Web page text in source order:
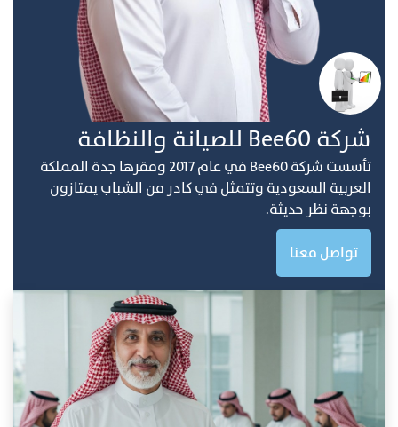
ﺷﺮﻛﺔ Bee60 ﻟﻠﺼﻴﺎﻧﺔ واﻟﻨﻈﺎفة
ﺗﺄﺳﺴﺖ ﺷﺮﻛﺔ Bee60 ﻓﻲ ﻋﺎم 2017 وﻣﻘﺮﻫﺎ ﺟﺪة اﻟﻤﻤﻠﻜﺔ
اﻟﻌﺮﺑﻴﺔ اﻟﺴﻌﻮدﻳﺔ وﺗﺘﻤﺜﻞ ﻓﻲ ﻛﺎدر ﻣﻦ اﻟﺸﺒﺎب ﻳﻤﺘﺎزون
ﺑﻮﺟﻬﺔ ﻧﻈﺮ ﺣﺪﻳﺜﺔ.
تواصل معنا